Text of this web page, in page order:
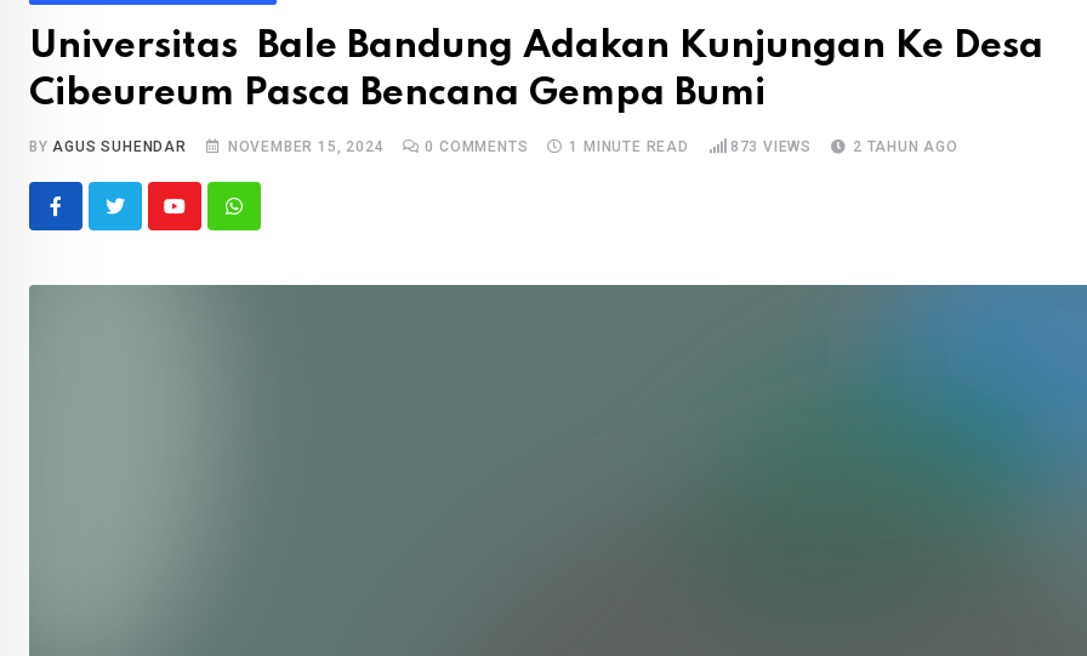
Universitas Bale Bandung Adakan Kunjungan Ke Desa
Cibeureum Pasca Bencana Gempa Bumi
BYAGUS SUHENDAR NOVEMBER 15, 2024 0 COMMENTS 1 MINUTE READ 873 VIEWS 2 TAHUN AGO
YoutubeWhatsapp